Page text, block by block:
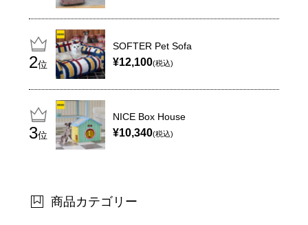
位
SOFTER Pet Sofa
¥12,100(税込)
位
NICE Box House
¥10,340(税込)
商品カテゴリー